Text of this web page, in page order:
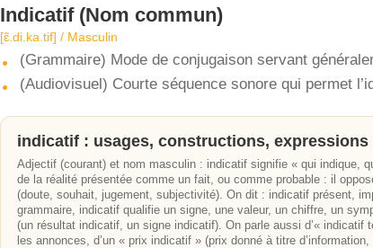
Indicatif(Nom commun)
[ɛ̃.di.ka.tif] / Masculin
(Grammaire) Mode de conjugaison servant
(Audiovisuel) Courte séquence sonore qui permet
indicatif : usages, constructions, expressions
Adjectif (courant) et nom masculin : indicatif signifie « qui indique,
de la réalité présentée comme un fait, ou comme probable : il
(doute, souhait, jugement, subjectivité). On dit : indicatif présent,
grammaire, indicatif qualifie un signe, une valeur, un chiffre, un
(un résultat indicatif, un signe indicatif). On parle aussi d’« indicatif
les annonces, d’un « prix indicatif » (prix donné à titre